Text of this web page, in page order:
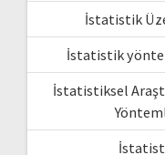
İstatistik
İstatistik
İstatistiksel